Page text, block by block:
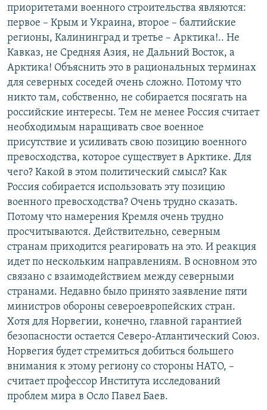
приоритетами военного строительства являются:
первое – Крым и Украина, второе – балтийские
регионы, Калининград и третье – Арктика!.. Не
Кавказ, не Средняя Азия, не Дальний Восток, а
Арктика! Объяснить это в рациональных терминах
для северных соседей очень сложно. Потому что
никто там, собственно, не собирается посягать на
российские интересы. Тем не менее Россия считает
необходимым наращивать свое военное
присутствие и усиливать свою позицию военного
превосходства, которое существует в Арктике. Для
чего? Какой в этом политический смысл? Как
Россия собирается использовать эту позицию
военного превосходства? Очень трудно сказать.
Потому что намерения Кремля очень трудно
просчитываются. Действительно, северным
странам приходится реагировать на это. И реакция
идет по нескольким направлениям. В основном это
связано с взаимодействием между северными
странами. Недавно было принято заявление пяти
министров обороны североевропейских стран.
Хотя для Норвегии, конечно, главной гарантией
безопасности остается Северо-Атлантический Союз.
Норвегия будет стремиться добиться большего
внимания к этому региону со стороны НАТО, –
считает профессор Института исследований
проблем мира в Осло Павел Баев.